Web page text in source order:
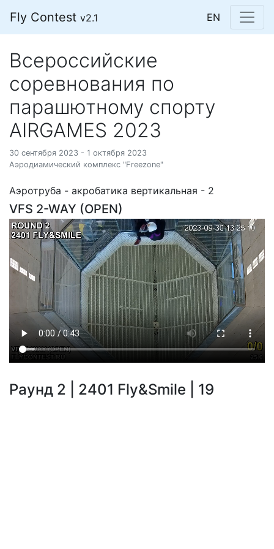
Fly Contest v2.1 EN
Всероссийские
соревнования по
парашютному спорту
AIRGAMES 2023
30 сентября 2023 - 1 октября 2023
Аэродиамический комплекс "Freezone"
Аэротруба - акробатика вертикальная - 2
VFS 2-WAY (OPEN)
Раунд 2 | 2401 Fly&Smile | 19